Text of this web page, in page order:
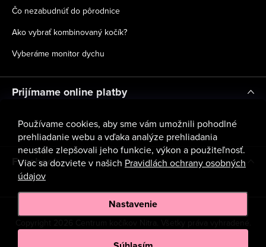
Používame cookies, aby sme vám umožnili pohodlné
prehliadanie webu a vďaka analýze prehliadania
neustále zlepšovali jeho funkcie, výkon a použiteľnosť.
Viac sa dozviete v našich Pravidlách ochrany osobných
údajov
Nastavenie
Čo nezabudnúť do pôrodnice
Ako vybrať kombinovaný kočík?
Vyberáme monitor dychu
Prijímame online platby
Facebook